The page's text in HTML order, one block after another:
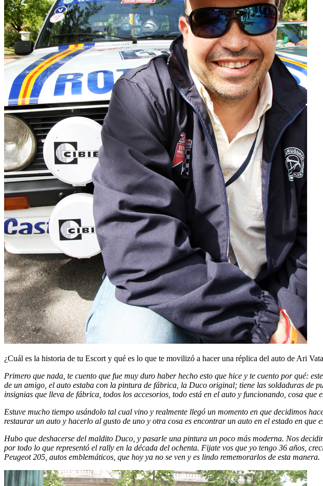
¿Cuál es la historia de tu Escort y qué es lo que te movilizó a hacer una réplica del auto de Ari
Primero que nada, te cuento que fue muy duro haber hecho esto que hice y te cuento por qué:
de un amigo, el auto estaba con la pintura de fábrica, la Duco original; tiene las soldaduras de
insignias que lleva de fábrica, todos los accesorios, todo está en el auto y funcionando, cosa que
Estuve mucho tiempo usándolo tal cual vino y realmente llegó un momento en que decidimos
restaurar un auto y hacerlo al gusto de uno y otra cosa es encontrar un auto en el estado en que
Hubo que deshacerse del maldito Duco, y pasarle una pintura un poco más moderna. Nos
por todo lo que representó el rally en la década del ochenta. Fijate vos que yo tengo 36 años,
Peugeot 205, autos emblemáticos, que hoy ya no se ven y es lindo rememorarlos de esta manera.